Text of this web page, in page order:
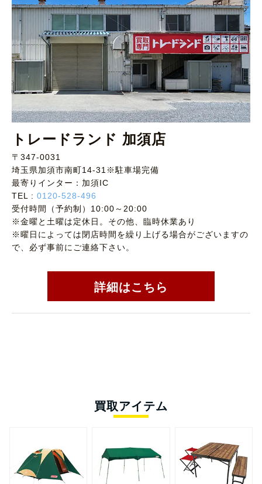
トレードランド 加須店
〒347-0031
埼玉県加須市南町14-31※駐車場完備
最寄りインター：加須IC
TEL : 0120-528-496
受付時間（予約制）10:00～20:00
※金曜と土曜は定休日。その他、臨時休業あり
※曜日によっては閉店時間を繰り上げる場合がございますの
で、必ず事前にご連絡下さい。
詳細はこちら
買取アイテム